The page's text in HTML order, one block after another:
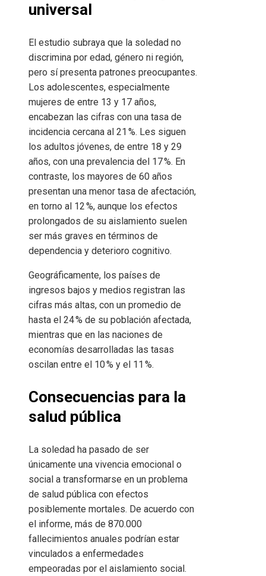
universal
El estudio subraya que la soledad no
discrimina por edad, género ni región,
pero sí presenta patrones preocupantes.
Los adolescentes, especialmente
mujeres de entre 13 y 17 años,
encabezan las cifras con una tasa de
incidencia cercana al 21 %. Les siguen
los adultos jóvenes, de entre 18 y 29
años, con una prevalencia del 17 %. En
contraste, los mayores de 60 años
presentan una menor tasa de afectación,
en torno al 12 %, aunque los efectos
prolongados de su aislamiento suelen
ser más graves en términos de
dependencia y deterioro cognitivo.
Geográficamente, los países de
ingresos bajos y medios registran las
cifras más altas, con un promedio de
hasta el 24 % de su población afectada,
mientras que en las naciones de
economías desarrolladas las tasas
oscilan entre el 10 % y el 11 %.
Consecuencias para la
salud pública
La soledad ha pasado de ser
únicamente una vivencia emocional o
social a transformarse en un problema
de salud pública con efectos
posiblemente mortales. De acuerdo con
el informe, más de 870.000
fallecimientos anuales podrían estar
vinculados a enfermedades
empeoradas por el aislamiento social.